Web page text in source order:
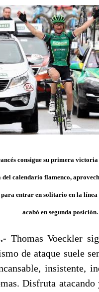
consigue su primera victoria
calendario flamenco,
para entrar en solitario en la
acabó en segunda posición.
Thomas Voeckler
de ataque suele
insistente,
Disfruta atacando